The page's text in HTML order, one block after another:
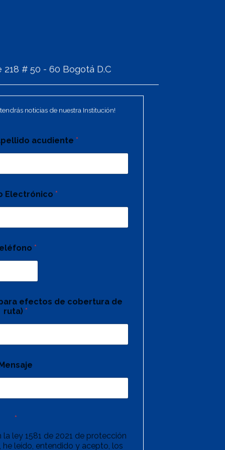
# 50 - 60 Bogotá D.C
noticias de nuestra Institución!
acudiente *
Electrónico *
*
efectos de cobertura de
ruta) *
*
ley 1581 de 2021 de protección
leído, entendido y acepto, los